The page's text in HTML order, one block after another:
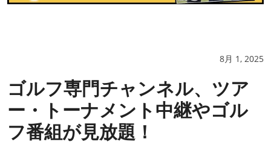
8月 1, 2025
ゴルフ専門チャンネル、ツア
ー・トーナメント中継やゴル
フ番組が見放題！